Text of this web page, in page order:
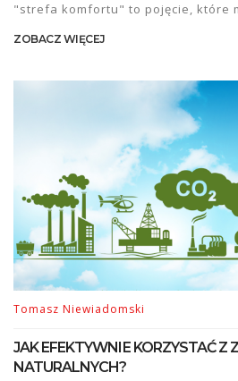
"strefa komfortu" to pojęcie, które
jako obszar bezpieczeństwa,
wyzwaniom. Takie określenia
zrozumieć to pojęcie, podkreślając
pozytywne, jak i negatywne
kontekstu, w jakim używamy tych
ZOBACZ WIĘCEJ
Tomasz Niewiadomski
JAK EFEKTYWNIE KORZYSTAĆ Z
NATURALNYCH?